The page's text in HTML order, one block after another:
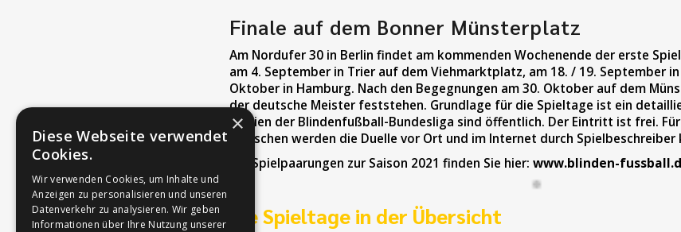
Finale auf dem Bonner Münsterplatz
Am Nordufer 30 in Berlin findet am kommenden Wochenende der erste
am 4. September in Trier auf dem Viehmarktplatz, am 18. / 19. September
Oktober in Hamburg. Nach den Begegnungen am 30. Oktober auf dem
der deutsche Meister feststehen. Grundlage für die Spieltage ist ein
Partien der Blindenfußball-Bundesliga sind öffentlich. Der Eintritt ist frei.
Menschen werden die Duelle vor Ort und im Internet durch
Die Spielpaarungen zur Saison 2021 finden Sie hier: www.blinden-
Die Spieltage in der Übersicht
×
Diese Webseite verwendet
Cookies.
Wir verwenden Cookies, um Inhalte und
Anzeigen zu personalisieren und unseren
Datenverkehr zu analysieren. Wir geben
Informationen über Ihre Nutzung unserer